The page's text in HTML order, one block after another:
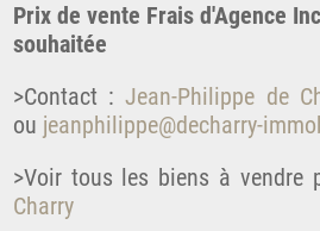
Prix de vente Frais d'Agence
souhaitée
>Contact : Jean-Philippe de
ou jeanphilippe@decharry-
>Voir tous les biens à vendre
Charry